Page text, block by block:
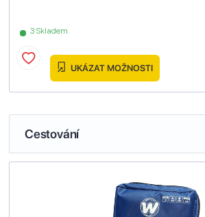
3 Skladem
UKÁZAT MOŽNOSTI
Cestování